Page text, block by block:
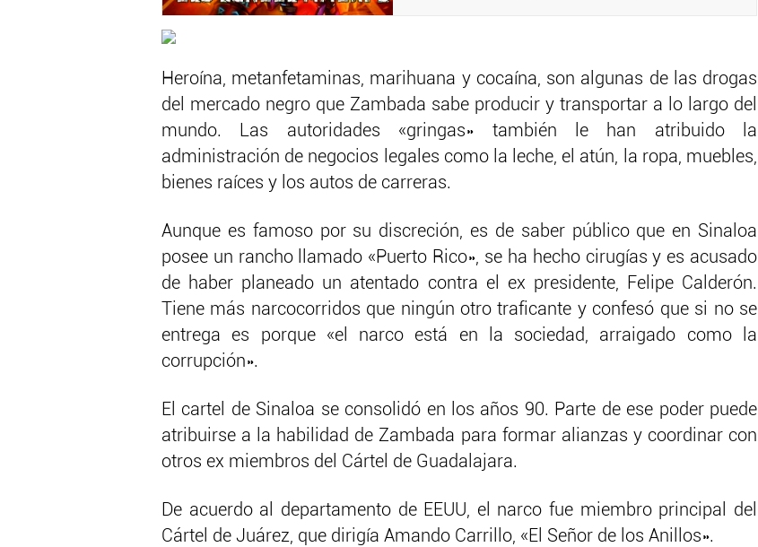
Heroína, metanfetaminas, marihuana y cocaína, son algunas de las drogas
del mercado negro que Zambada sabe producir y transportar a lo largo del
mundo. Las autoridades «gringas» también le han atribuido la
administración de negocios legales como la leche, el atún, la ropa, muebles,
bienes raíces y los autos de carreras.
Aunque es famoso por su discreción, es de saber público que en Sinaloa
posee un rancho llamado «Puerto Rico», se ha hecho cirugías y es acusado
de haber planeado un atentado contra el ex presidente, Felipe Calderón.
Tiene más narcocorridos que ningún otro traficante y confesó que si no se
entrega es porque «el narco está en la sociedad, arraigado como la
corrupción».
El cartel de Sinaloa se consolidó en los años 90. Parte de ese poder puede
atribuirse a la habilidad de Zambada para formar alianzas y coordinar con
otros ex miembros del Cártel de Guadalajara.
De acuerdo al departamento de EEUU, el narco fue miembro principal del
Cártel de Juárez, que dirigía Amando Carrillo, «El Señor de los Anillos».